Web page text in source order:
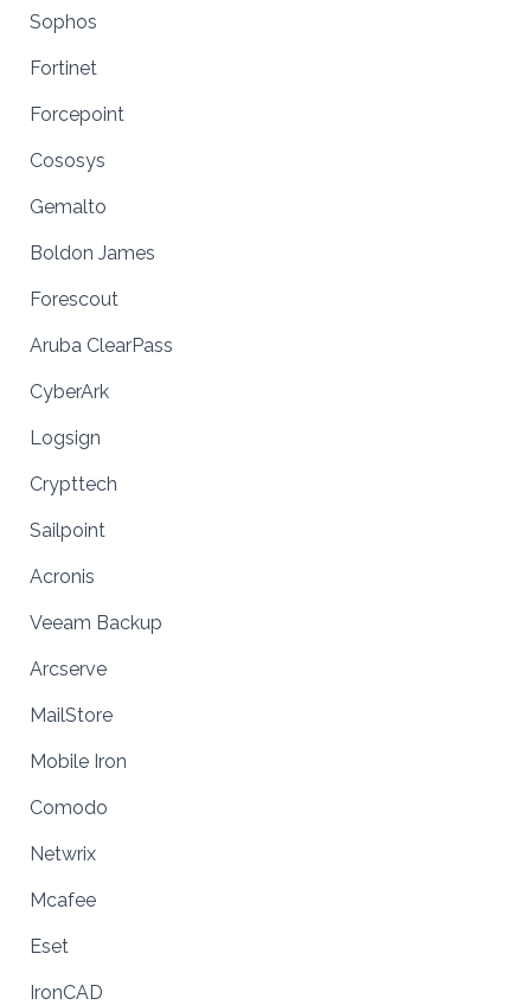
Sophos
Fortinet
Forcepoint
Cososys
Gemalto
Boldon James
Forescout
Aruba ClearPass
CyberArk
Logsign
Crypttech
Sailpoint
Acronis
Veeam Backup
Arcserve
MailStore
Mobile Iron
Comodo
Netwrix
Mcafee
Eset
IronCAD